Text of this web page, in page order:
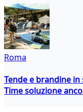
Roma
Tende e brandine
Time soluzione